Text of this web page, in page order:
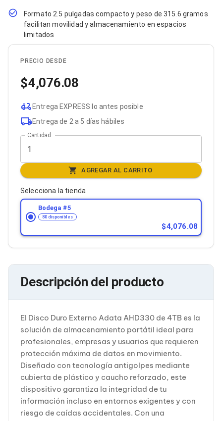
Divisores de Video
Adaptadores Video HDMI
Extensores y Receptores de Vídeo
Adaptadores Video DVI
Repetidores USB
Adaptadores Audio AUX
Dispositivos de Entrada
Mouse
Mousepads
Teclados
Controles de Juego para PC
Servidores
Accesorios para Servidores
Charolas para Racks y Gabinetes
Cableado Estructurado para Servidores
Cables KVM
Fuentes de Poder
Enfriamiento para Servidores
Soportes y Paneles
Servidores
Ultrium
Discos Duros / SSD / NAS
Accesorios para Discos Duros
Discos Duros Externos
Discos Duros para NAS
Discos Duros para Videovigilancia
Discos Duros para Servidores
Accesorios para SSD
Gabinetes para SSD
Almacenamiento MSA
Discos Duros Internos para PC
Discos Duros Internos para Laptop
Monitores
Formato 2.5 pulgadas compacto y peso de 315.6 gramos
facilitan movilidad y almacenamiento en espacios
limitados
PRECIO DESDE
4,076.08
Entrega EXPRESS lo antes posible
Entrega de 2 a 5 días hábiles
Cantidad
AGREGAR AL CARRITO
Selecciona la tienda
Bodega #5
80 disponibles
4,076.08
Descripción del producto
El Disco Duro Externo Adata AHD330 de 4TB es la
solución de almacenamiento portátil ideal para
profesionales, empresas y usuarios que requieren
protección máxima de datos en movimiento.
Diseñado con tecnología antigolpes mediante
cubierta de plástico y caucho reforzado, este
dispositivo garantiza la integridad de tu
información incluso en entornos exigentes y con
riesgo de caídas accidentales. Con una